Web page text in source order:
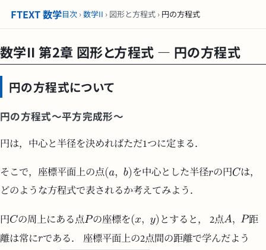
FTEXT 数学目次›数学II › 図形と方程式 › 円の方程式
数学II 第2章 図形と方程式 — 円の方程式
円の方程式について
円の方程式～平方完成形～
円は，中心と半径を決めればただ1つに定まる．
そこで，座標平面上の点 を中心とした半径 の円
は，
どのような方程式で表されるか考えてみよう．
円 の周上にある点 の座標を とすると， 2点
距
離は常に
である． 座標平面上の2点間の距離で学んだよう